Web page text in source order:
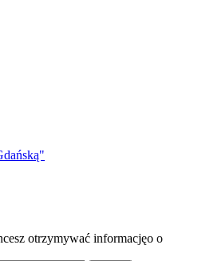
otrzymywać informacjęo o